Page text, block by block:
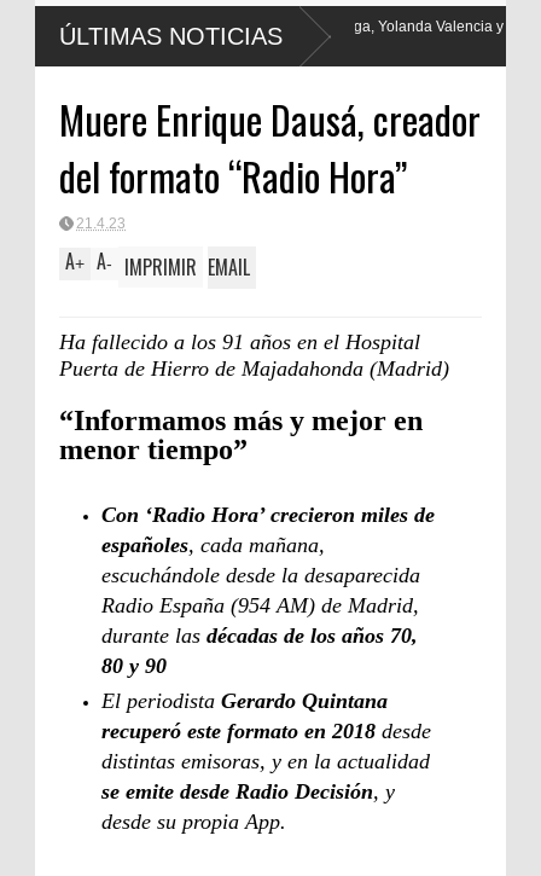
ÚLTIMAS NOTICIAS
Valencia y Frank Blanco regresan a
Muere Enrique Dausá, creador
del formato “Radio Hora”
21.4.23
A+ A- IMPRIMIR EMAIL
Ha fallecido a los 91 años en el Hospital
Puerta de Hierro de Majadahonda (Madrid)
“Informamos más y mejor en
menor tiempo”
Con ‘Radio Hora’ crecieron miles de
españoles, cada mañana,
escuchándole desde la desaparecida
Radio España (954 AM) de Madrid,
durante las décadas de los años 70,
80 y 90
El periodista Gerardo Quintana
recuperó este formato en 2018 desde
distintas emisoras, y en la actualidad
se emite desde Radio Decisión, y
desde su propia App.